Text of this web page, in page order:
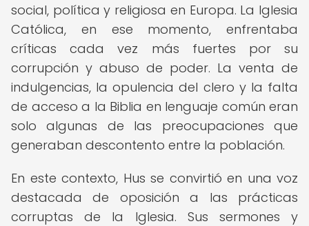
social, política y religiosa en Europa. La Iglesia
Católica, en ese momento, enfrentaba
críticas cada vez más fuertes por su
corrupción y abuso de poder. La venta de
indulgencias, la opulencia del clero y la falta
de acceso a la Biblia en lenguaje común eran
solo algunas de las preocupaciones que
generaban descontento entre la población.
En este contexto, Hus se convirtió en una voz
destacada de oposición a las prácticas
corruptas de la Iglesia. Sus sermones y